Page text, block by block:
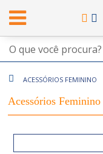
ACESSÓRIOS FEMININO
Acessórios Feminino